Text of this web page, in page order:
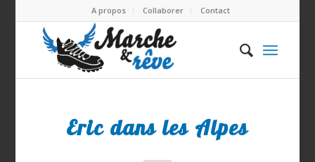
A propos Collaborer Contact
Eric dans les Alpes